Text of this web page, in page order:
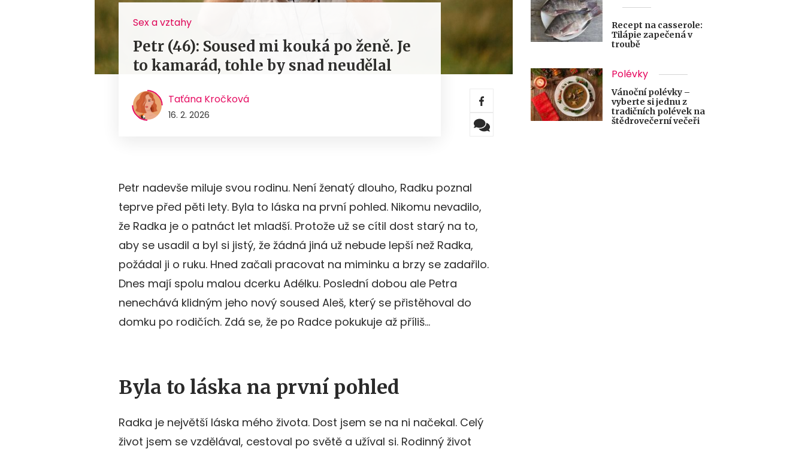
Sex a vztahy
Petr (46): Soused mi kouká po ženě. Je
to kamarád, tohle by snad neudělal
Taťána Kročková
16. 2. 2026
Petr nadevše miluje svou rodinu. Není ženatý dlouho, Radku poznal
teprve před pěti lety. Byla to láska na první pohled. Nikomu nevadilo,
že Radka je o patnáct let mladší. Protože už se cítil dost starý na to,
aby se usadil a byl si jistý, že žádná jiná už nebude lepší než Radka,
požádal ji o ruku. Hned začali pracovat na miminku a brzy se zadařilo.
Dnes mají spolu malou dcerku Adélku. Poslední dobou ale Petra
nenechává klidným jeho nový soused Aleš, který se přistěhoval do
domku po rodičích. Zdá se, že po Radce pokukuje až příliš…
Byla to láska na první pohled
Radka je největší láska mého života. Dost jsem se na ni načekal. Celý
život jsem se vzdělával, cestoval po světě a užíval si. Rodinný život
Recept na casserole:
Tilápie zapečená v
troubě
Polévky
Vánoční polévky –
vyberte si jednu z
tradičních polévek na
štědrovečerní večeři